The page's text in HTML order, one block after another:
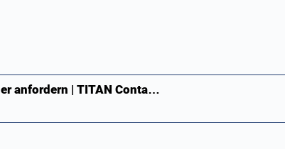
anfordern | TITAN Conta…